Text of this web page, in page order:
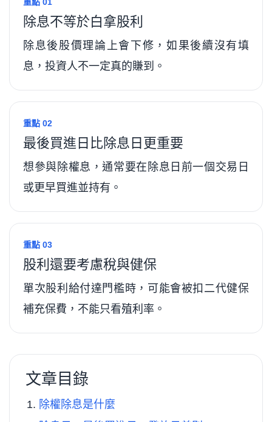
重點 01
除息不等於白拿股利
除息後股價理論上會下修，如果後續沒有填
息，投資人不一定真的賺到。
重點 02
最後買進日比除息日更重要
想參與除權息，通常要在除息日前一個交易日
或更早買進並持有。
重點 03
股利還要考慮稅與健保
單次股利給付達門檻時，可能會被扣二代健保
補充保費，不能只看殖利率。
文章目錄
除權除息是什麼